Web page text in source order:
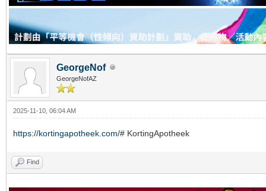
GeorgeNof
GeorgeNofAZ
2025-11-10, 06:04 AM
https://kortingapotheek.com/# KortingApotheek
Find